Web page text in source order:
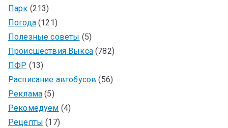
Парк (213)
Погода(121)
Полезные советы (5)
Происшествия Выкса(782)
ПФР (13)
Расписание автобусов (56)
Реклама (5)
Рекомедуем (4)
Рецепты (17)